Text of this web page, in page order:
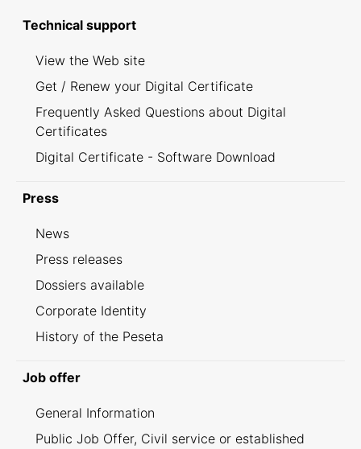
Technical support
View the Web site
Get / Renew your Digital Certificate
Frequently Asked Questions about Digital
Certificates
Digital Certificate - Software Download
Press
News
Press releases
Dossiers available
Corporate Identity
History of the Peseta
Job offer
General Information
Public Job Offer, Civil service or established